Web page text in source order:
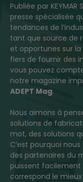
Publiée par KEYMAR
presse spécialisée
tendances de
tant que source de
et opportunes sur
fiers de fournir des
vous pouvez
notre magazine
ADEPT Mag.
Nous aimons à
solutions de
mot, des solutions
C’est pourquoi
des partenaires du
puissent
correspond le